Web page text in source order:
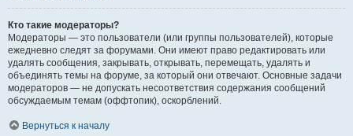
Кто такие модераторы?
Модераторы — это пользователи (или группы пользователей), которые
ежедневно следят за форумами. Они имеют право редактировать или
удалять сообщения, закрывать, открывать, перемещать, удалять и
объединять темы на форуме, за который они отвечают. Основные задачи
модераторов — не допускать несоответствия содержания сообщений
обсуждаемым темам (оффтопик), оскорблений.
Вернуться к началу